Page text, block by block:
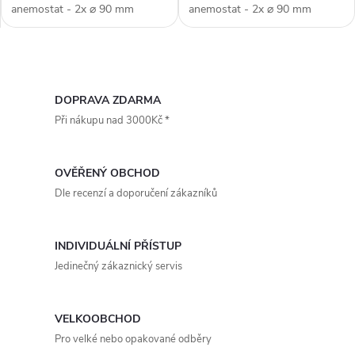
anemostat - 2x ⌀ 90 mm
(průměr potrubí), verze SINGLE
anemostat - 2x ⌀ 90 mm
(průměr potrubí), verze
DOPRAVA ZDARMA
Při nákupu nad 3000Kč *
OVĚŘENÝ OBCHOD
Dle recenzí a doporučení zákazníků
INDIVIDUÁLNÍ PŘÍSTUP
Jedinečný zákaznický servis
VELKOOBCHOD
Pro velké nebo opakované odběry